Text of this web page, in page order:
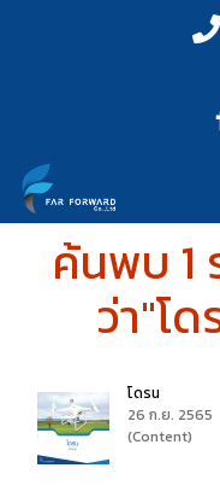
ค้นพบ 1
ว่า"โ
โดรน
26 ก.ย. 2565
(Content)